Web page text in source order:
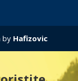
by Hafizovic